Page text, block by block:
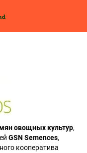
овощных культур,
GSN Semences,
кооператива